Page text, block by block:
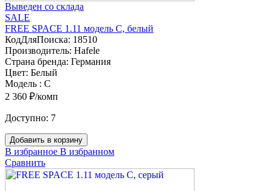
Выведен со склада
SALE
FREE SPACE 1.11 модель C, белый
КодДляПоиска: 18510
Производитель: Hafele
Страна бренда: Германия
Цвет: Белый
Модель : C
2 360 ₽/комп
Доступно: 7
Добавить в корзину
В избранное В избранном
Сравнить